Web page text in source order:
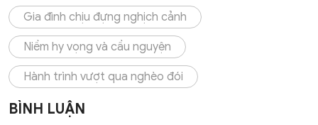
Gia đình chịu đựng nghịch cảnh
Niềm hy vọng và cầu nguyện
Hành trình vượt qua nghèo đói
BÌNH LUẬN